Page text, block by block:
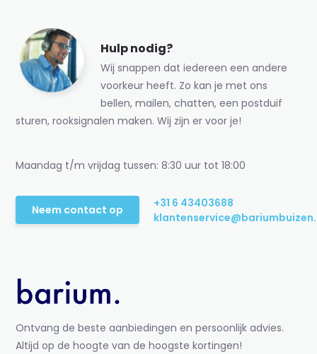
Hulp nodig?
Wij snappen dat iedereen een andere
voorkeur heeft. Zo kan je met ons
bellen, mailen, chatten, een postduif
sturen, rooksignalen maken. Wij zijn er voor je!
Maandag t/m vrijdag tussen: 8:30 uur tot 18:00
Neem contact op
+31 6 43403688
Ontvang de beste aanbiedingen en persoonlijk advies.
Altijd op de hoogte van de hoogste kortingen!